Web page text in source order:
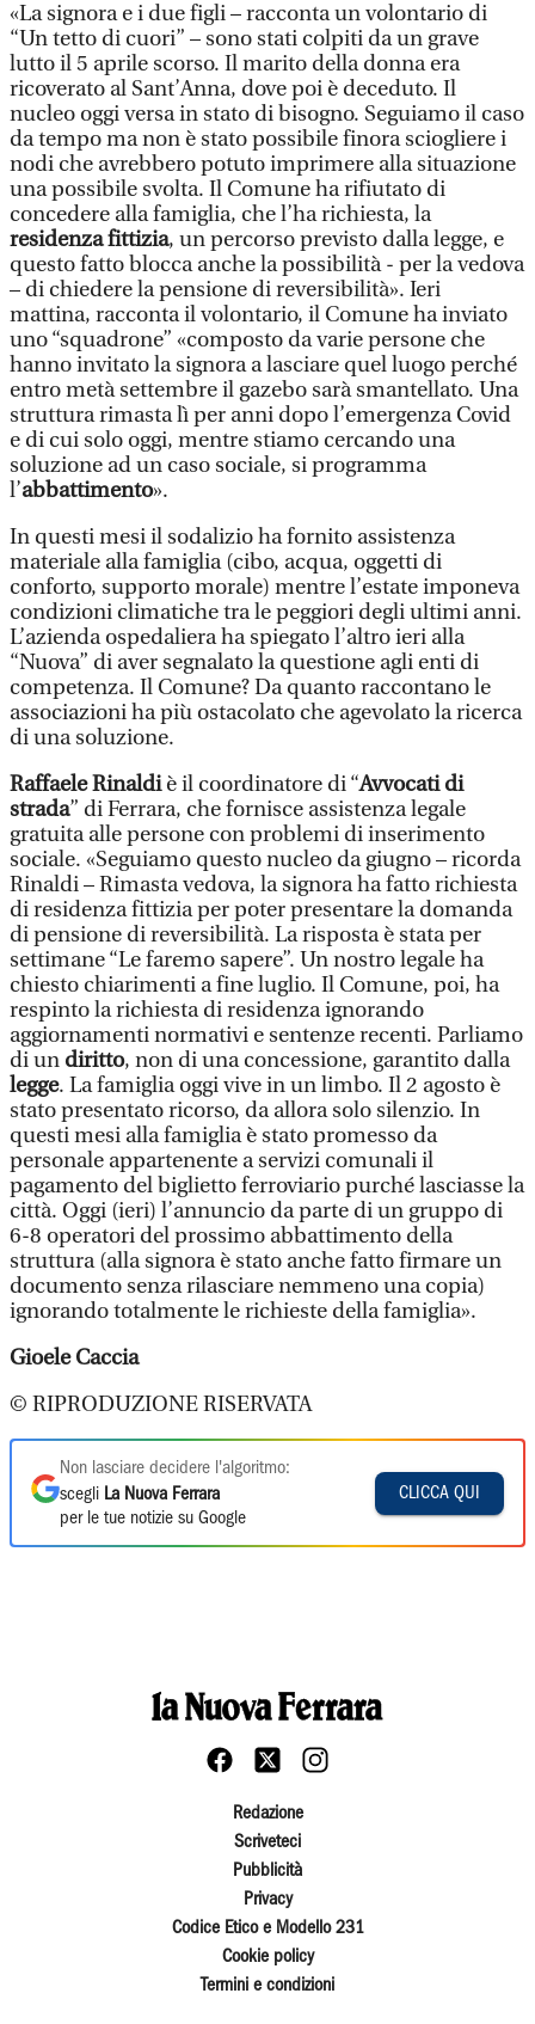
«La signora e i due figli – racconta un volontario di
“Un tetto di cuori” – sono stati colpiti da un grave
lutto il 5 aprile scorso. Il marito della donna era
ricoverato al Sant’Anna, dove poi è deceduto. Il
nucleo oggi versa in stato di bisogno. Seguiamo il caso
da tempo ma non è stato possibile finora sciogliere i
nodi che avrebbero potuto imprimere alla situazione
una possibile svolta. Il Comune ha rifiutato di
concedere alla famiglia, che l’ha richiesta, la
residenza fittizia, un percorso previsto dalla legge, e
questo fatto blocca anche la possibilità - per la vedova
– di chiedere la pensione di reversibilità». Ieri
mattina, racconta il volontario, il Comune ha inviato
uno “squadrone” «composto da varie persone che
hanno invitato la signora a lasciare quel luogo perché
entro metà settembre il gazebo sarà smantellato. Una
struttura rimasta lì per anni dopo l’emergenza Covid
e di cui solo oggi, mentre stiamo cercando una
soluzione ad un caso sociale, si programma
l’abbattimento».
In questi mesi il sodalizio ha fornito assistenza
materiale alla famiglia (cibo, acqua, oggetti di
conforto, supporto morale) mentre l’estate imponeva
condizioni climatiche tra le peggiori degli ultimi anni.
L’azienda ospedaliera ha spiegato l’altro ieri alla
“Nuova” di aver segnalato la questione agli enti di
competenza. Il Comune? Da quanto raccontano le
associazioni ha più ostacolato che agevolato la ricerca
di una soluzione.
Raffaele Rinaldiè il coordinatore di “Avvocati di
strada” di Ferrara, che fornisce assistenza legale
gratuita alle persone con problemi di inserimento
sociale. «Seguiamo questo nucleo da giugno – ricorda
Rinaldi – Rimasta vedova, la signora ha fatto richiesta
di residenza fittizia per poter presentare la domanda
di pensione di reversibilità. La risposta è stata per
settimane “Le faremo sapere”. Un nostro legale ha
chiesto chiarimenti a fine luglio. Il Comune, poi, ha
respinto la richiesta di residenza ignorando
aggiornamenti normativi e sentenze recenti. Parliamo
di un diritto, non di una concessione, garantito dalla
legge. La famiglia oggi vive in un limbo. Il 2 agosto è
stato presentato ricorso, da allora solo silenzio. In
questi mesi alla famiglia è stato promesso da
personale appartenente a servizi comunali il
pagamento del biglietto ferroviario purché lasciasse la
città. Oggi (ieri) l’annuncio da parte di un gruppo di
6-8 operatori del prossimo abbattimento della
struttura (alla signora è stato anche fatto firmare un
documento senza rilasciare nemmeno una copia)
ignorando totalmente le richieste della famiglia».
Gioele Caccia
© RIPRODUZIONE RISERVATA
Non lasciare decidere l'algoritmo:
scegli La Nuova Ferrara
per le tue notizie su Google
CLICCA QUI
Redazione
Scriveteci
Pubblicità
Privacy
Codice Etico e Modello 231
Cookie policy
Termini e condizioni